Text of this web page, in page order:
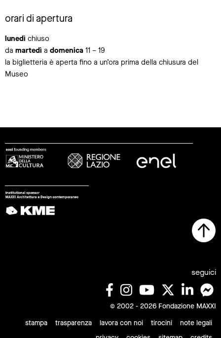
orari di apertura
lunedì chiuso
da martedì a domenica 11 – 19
la biglietteria è aperta fino a un’ora prima della chiusura del
Museo
seguici
© 2002 - 2026 Fondazione MAXXI
stampa
trasparenza lavora con noi tirocini
note legali